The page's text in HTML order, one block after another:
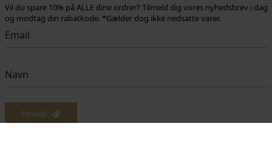
Vil du spare 10% på ALLE dine ordrer? Tilmeld dig vores nyhedsbrev i dag
og modtag din rabatkode. *Gælder dog ikke nedsatte varer.
Tilmeld
website. Hvis du fortsætter med at bruge dette site vil vi antage at du er indforstået